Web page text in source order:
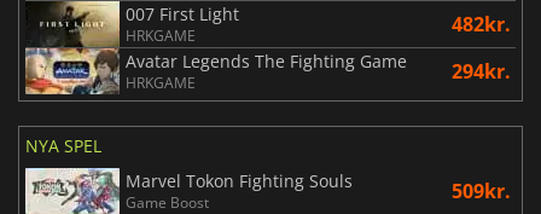
007 First Light
HRKGAME 482kr.
Avatar Legends The Fighting Game
HRKGAME 294kr.
NYA SPEL
Marvel Tokon Fighting Souls
Game Boost 509kr.